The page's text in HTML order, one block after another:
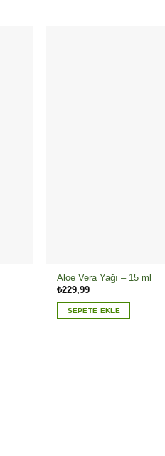
Aloe Vera Yağı – 15 ml
₺229,99
SEPETE EKLE